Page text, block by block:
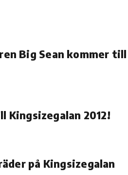
Big Sean kommer till
Kingsizegalan 2012!
på Kingsizegalan